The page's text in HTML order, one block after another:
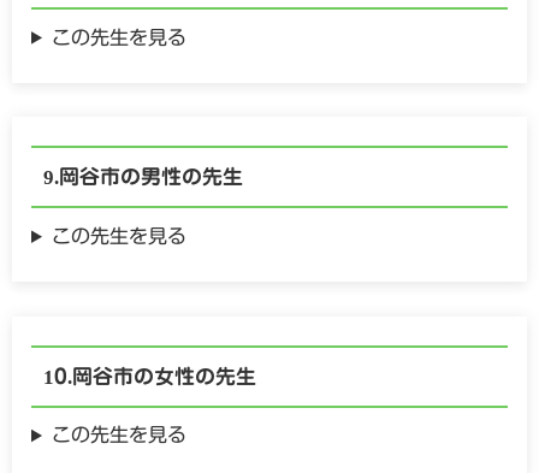
この先生を見る
岡谷市の男性の先生
この先生を見る
岡谷市の女性の先生
この先生を見る